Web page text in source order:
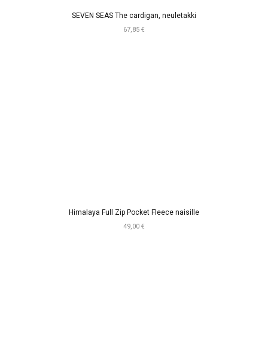
SEVEN SEAS The cardigan, neuletakki
67,85 €
Himalaya Full Zip Pocket Fleece naisille
49,00 €